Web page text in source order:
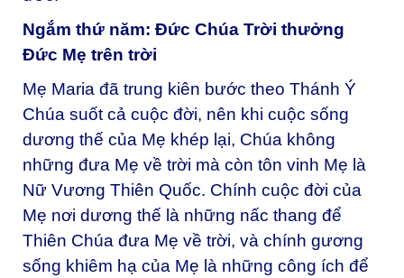
Ngắm thứ năm: Đức Chúa Trời thưởng
Đức Mẹ trên trời
Mẹ Maria đã trung kiên bước theo Thánh Ý
Chúa suốt cả cuộc đời, nên khi cuộc sống
dương thế của Mẹ khép lại, Chúa không
những đưa Mẹ về trời mà còn tôn vinh Mẹ là
Nữ Vương Thiên Quốc. Chính cuộc đời của
Mẹ nơi dương thế là những nấc thang để
Thiên Chúa đưa Mẹ về trời, và chính gương
sống khiêm hạ của Mẹ là những công ích để